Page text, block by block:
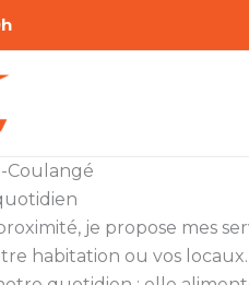
Coulangé
je propose mes
habitation ou vos locaux.